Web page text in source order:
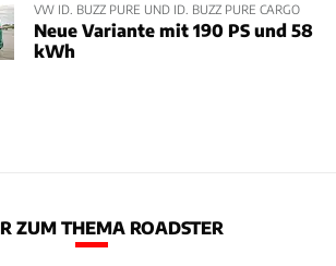
VW ID. BUZZ PURE UND ID. BUZZ PURE CARGO
Neue Variante mit 190 PS und 58
kWh
ZUM THEMA ROADSTER